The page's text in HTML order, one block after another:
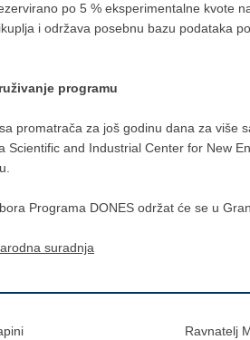
po 5 % eksperimentalne kvote
i održava posebnu bazu podataka
programu
promatrača za još godinu dana za više
Scientific and Industrial Center for New
Programa DONES održat će se u
suradnja
Ravnatelj